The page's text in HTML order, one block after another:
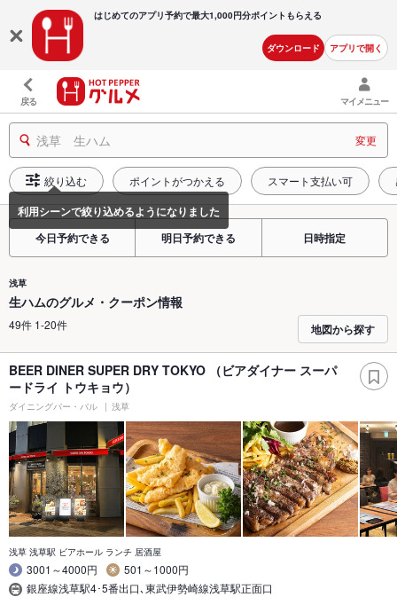
はじめてのアプリ予約で最大1,000円分ポイントもらえる
ダウンロード アプリで開く
戻る マイメニュー
浅草 生ハム 変更
絞り込む ポイントがつかえる スマート支払い可
今日予約できる 明日予約できる 日時指定
浅草
生ハムのグルメ・クーポン情報
49件 1-20件 地図から探す
BEER DINER SUPER DRY TOKYO （ビアダイナー スーパ
ードライ トウキョウ）
ダイニングバー・バル 浅草
浅草 浅草駅 ビアホール ランチ 居酒屋
3001～4000円
501～1000円
銀座線浅草駅4･5番出口､東武伊勢崎線浅草駅正面口